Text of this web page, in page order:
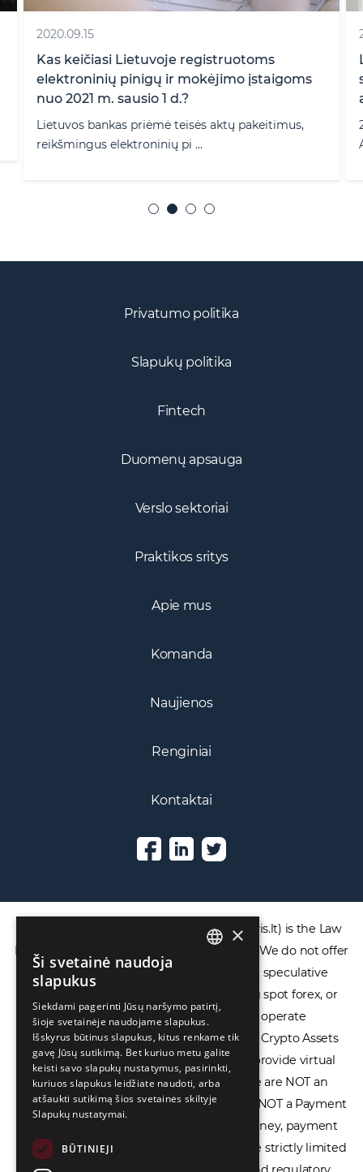
2020.09.15
Kas keičiasi Lietuvoje registruotoms
elektroninių pinigų ir mokėjimo įstaigoms
nuo 2021 m. sausio 1 d.?
Lietuvos bankas priėmė teisės aktų pakeitimus,
reikšmingus elektroninių pi ...
Privatumo politika
Slapukų politika
Fintech
Duomenų apsauga
Verslo sektoriai
Praktikos sritys
Apie mus
Komanda
Naujienos
Renginiai
Kontaktai
DISCLAIMER: ECOVIS ProventusLaw (Ecovis.lt) is the Law
Firm and NOT a financial services provider. We do not offer
or provide access to securities, complex speculative
financial products including CFDs, rolling spot forex, or
financial spread betting. We do not operate
cryptocurrency exchanges, we are NOT a Crypto Assets
Service Provider (CASP), and we do not provide virtual
assets software or hardware wallets. We are NOT an
Electronic Money Institution (EMI), we are NOT a Payment
Institution (PI), and we do not issue e-money, payment
services, or IBAN accounts. Our services are strictly limited
РУССКИЙ
中文（简体
×
Ši svetainė naudoja
slapukus
Siekdami pagerinti Jūsų naršymo patirtį,
šioje svetainėje naudojame slapukus.
Išskyrus būtinus slapukus, kitus renkame tik
gavę Jūsų sutikimą. Bet kuriuo metu galite
keisti savo slapukų nustatymus, pasirinkti,
kuriuos slapukus leidžiate naudoti, arba
atšaukti sutikimą šios svetainės skiltyje
Slapukų nustatymai.
BŪTINIEJI